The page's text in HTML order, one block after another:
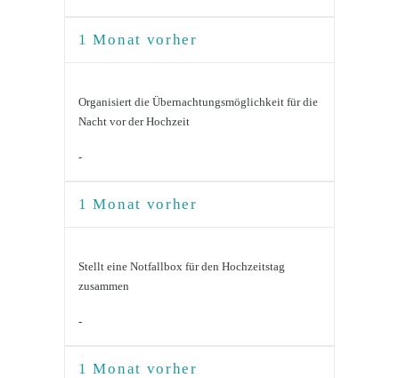
1 Monat vorher
Organisiert die Übernachtungsmöglichkeit für die
Nacht vor der Hochzeit
-
1 Monat vorher
Stellt eine Notfallbox für den Hochzeitstag
zusammen
-
1 Monat vorher